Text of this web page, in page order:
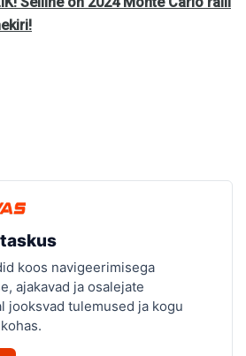
koos navigeerimisega
ajakavad ja osalejate
jooksvad tulemused ja kogu